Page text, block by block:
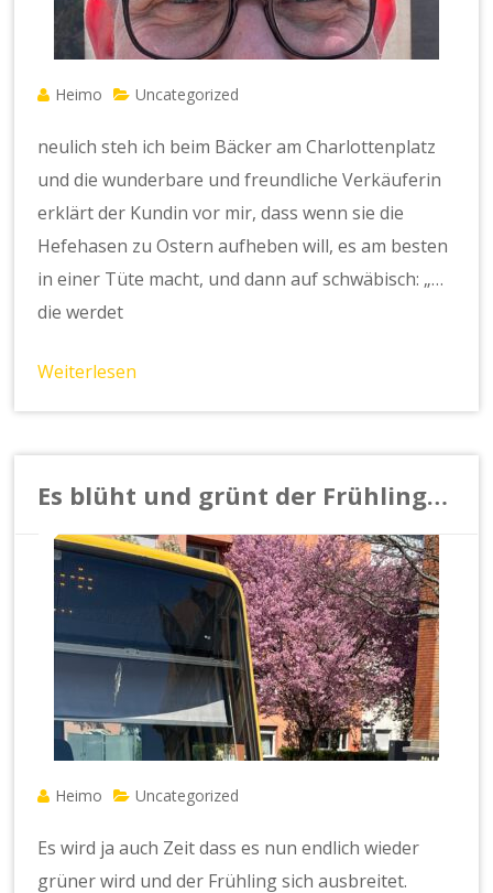
Heimo Uncategorized
neulich steh ich beim Bäcker am Charlottenplatz
und die wunderbare und freundliche Verkäuferin
erklärt der Kundin vor mir, dass wenn sie die
Hefehasen zu Ostern aufheben will, es am besten
in einer Tüte macht, und dann auf schwäbisch: „…
die werdet
Weiterlesen
Es blüht und grünt der Frühling…
Heimo Uncategorized
Es wird ja auch Zeit dass es nun endlich wieder
grüner wird und der Frühling sich ausbreitet.